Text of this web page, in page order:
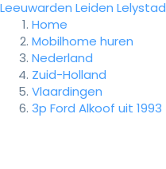
Leeuwarden Leiden Lelystad
Home
Mobilhome huren
Nederland
Zuid-Holland
Vlaardingen
3p Ford Alkoof uit 1993